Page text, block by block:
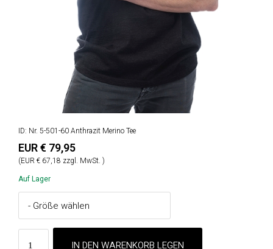
ID: Nr. 5-501-60 Anthrazit Merino Tee
EUR € 79,95
(EUR € 67,18 zzgl. MwSt. )
Auf Lager